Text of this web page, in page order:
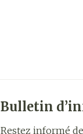
Bulletin
Restez informé